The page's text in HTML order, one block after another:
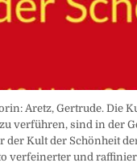
Aretz, Gertrude. Die
verführen, sind in der
Kult der Schönheit
verfeinerter und